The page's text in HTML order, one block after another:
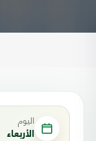
اليوم
الأربعاء